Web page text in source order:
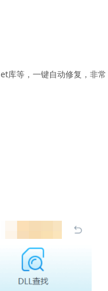
库等，一键自动修复，非常